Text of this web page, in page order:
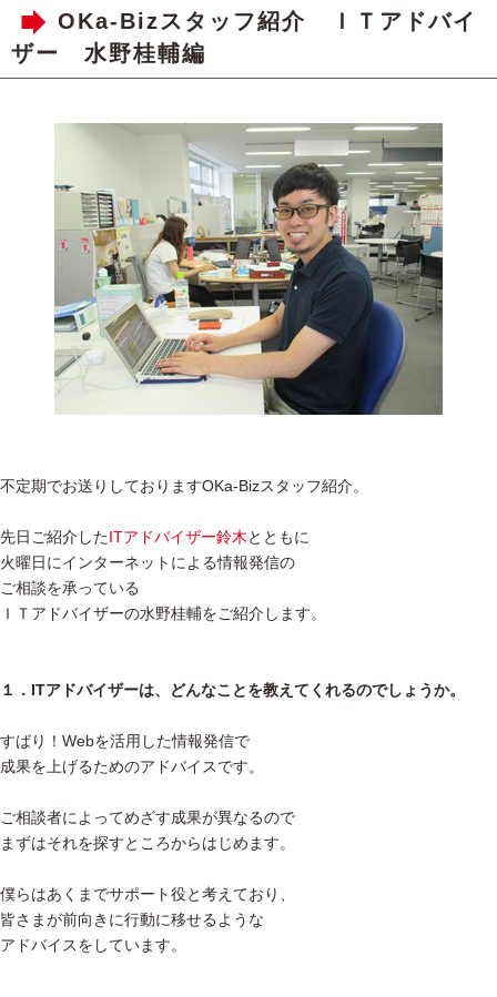
OKa-Bizスタッフ紹介 ＩＴアドバイ
ザー 水野桂輔編
不定期でお送りしておりますOKa-Bizスタッフ紹介。
先日ご紹介したITアドバイザー鈴木とともに
火曜日にインターネットによる情報発信の
ご相談を承っている
ＩＴアドバイザーの水野桂輔をご紹介します。
１．ITアドバイザーは、どんなことを教えてくれるのでしょうか。
すばり！Webを活用した情報発信で
成果を上げるためのアドバイスです。
ご相談者によってめざす成果が異なるので
まずはそれを探すところからはじめます。
僕らはあくまでサポート役と考えており、
皆さまが前向きに行動に移せるような
アドバイスをしています。